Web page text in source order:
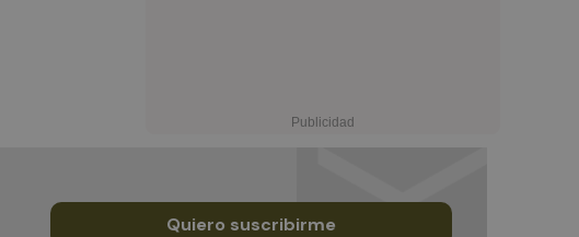
Quiero suscribirme